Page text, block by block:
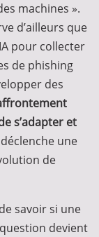
machines ».
d’ailleurs que
pour collecter
de phishing
des
s’adapter et
une
de
savoir si une
devient